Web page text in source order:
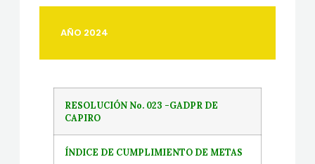
AÑO 2024
RESOLUCIÓN No. 023 -GADPR DE
CAPIRO
ÍNDICE DE CUMPLIMIENTO DE METAS